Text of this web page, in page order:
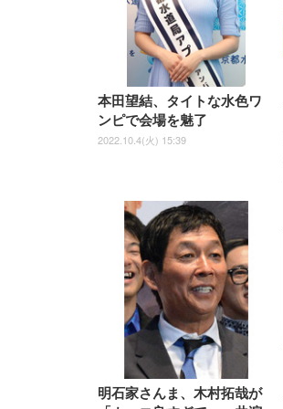
ッシュ 在宅ワーク H-
WY01(黒網+黒枠+黒足)
本田望結、タイトな水色ワ
ンピで会場を魅了
2022.10.4(火) 15:39
明石家さんま、木村拓哉が